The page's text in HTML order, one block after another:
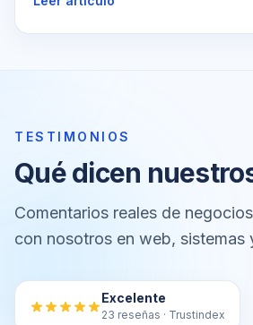
TESTIMONIOS
Qué dicen
Comentarios reales de
con nosotros en web, sistemas
Excelente
23 reseñas · Trustindex